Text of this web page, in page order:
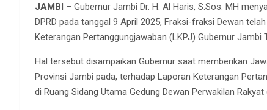
JAMBI – Gubernur Jambi Dr. H. Al Haris, S.Sos. MH
DPRD pada tanggal 9 April 2025, Fraksi-fraksi Dewan
Keterangan Pertanggungjawaban (LKPJ) Gubernur Jambi
Hal tersebut disampaikan Gubernur saat memberikan
Provinsi Jambi pada, terhadap Laporan Keterangan
di Ruang Sidang Utama Gedung Dewan Perwakilan